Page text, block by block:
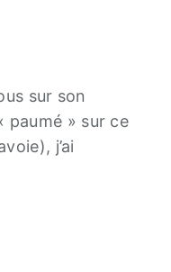
sur son
paumé » sur ce
j’ai